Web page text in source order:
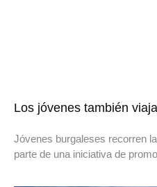
Los jóvenes también
Jóvenes burgaleses recorren
parte de una iniciativa de